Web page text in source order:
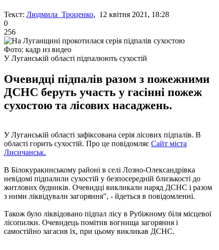
Текст: Людмила Троценко, 12 квітня 2021, 18:28
0
256
Фото: кадр из видео
У Луганській області підпалюють сухостій
Очевидці підпалів разом з пожежними
ДСНС беруть участь у гасінні пожеж
сухостою та лісових насаджень.
У Луганській області зафіксована серія лісових підпалів. В
області горить сухостій. Про це повідомляє Сайт міста
Лисичанськ.
В Білокуракинському районі в селі Лозно-Олександрівка
невідомі підпалили сухостій у безпосередній близькості до
житлових будинків. Очевидці викликали наряд ДСНС і разом
з ними ліквідували загоряння", - йдеться в повідомленні.
Також було ліквідовано підпал лісу в Рубіжному біля місцевої
лісопилки. Очевидець помітив вогнища загоряння і
самостійно загасив їх, при цьому викликав ДСНС.